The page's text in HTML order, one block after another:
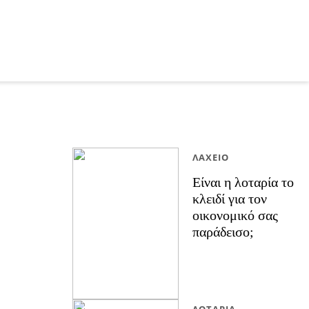
Είναι η λοταρία το
κλειδί για τον
οικονομικό σας
παράδεισο;
ΛΑΧΕΊΟ